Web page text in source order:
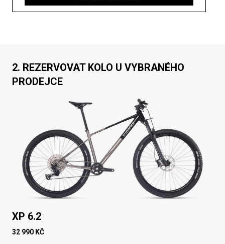
2. REZERVOVAT KOLO U VYBRANÉHO
PRODEJCE
XP 6.2
32 990 KČ